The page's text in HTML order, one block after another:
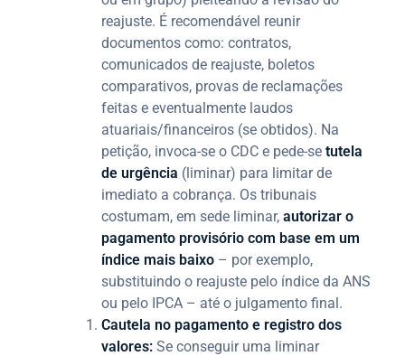
reajuste. É recomendável reunir
documentos como: contratos,
comunicados de reajuste, boletos
comparativos, provas de reclamações
feitas e eventualmente laudos
atuariais/financeiros (se obtidos). Na
petição, invoca-se o CDC e pede-setutela
de urgência (liminar) para limitar de
imediato a cobrança. Os tribunais
costumam, em sede liminar,autorizar o
pagamento provisório com base em um
índice mais baixo – por exemplo,
substituindo o reajuste pelo índice da ANS
ou pelo IPCA – até o julgamento final.
Cautela no pagamento e registro dos
valores: Se conseguir uma liminar